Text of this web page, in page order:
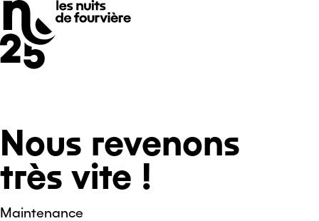
Nous revenons
très vite !
Maintenance